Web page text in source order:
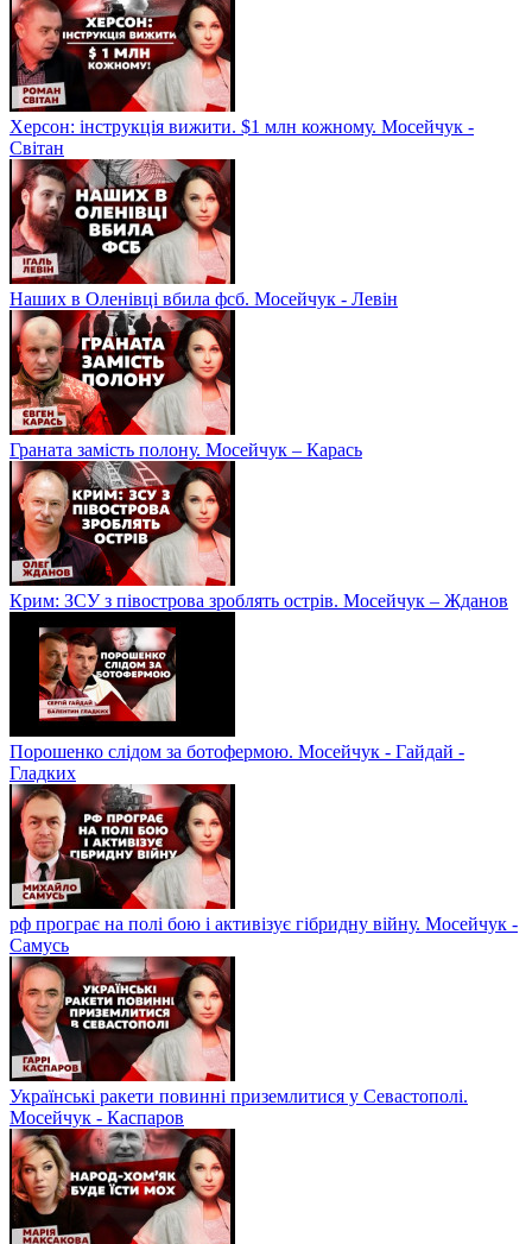
Херсон: інструкція вижити. $1 млн кожному. Мосейчук -
Світан
Наших в Оленівці вбила фсб. Мосейчук - Левін
Граната замість полону. Мосейчук – Карась
Крим: ЗСУ з півострова зроблять острів. Мосейчук – Жданов
Порошенко слідом за ботофермою. Мосейчук - Гайдай -
Гладких
рф програє на полі бою і активізує гібридну війну. Мосейчук -
Самусь
Українські ракети повинні приземлитися у Севастополі.
Мосейчук - Каспаров